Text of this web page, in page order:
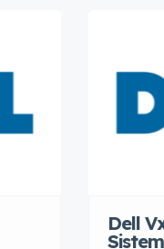
Dell